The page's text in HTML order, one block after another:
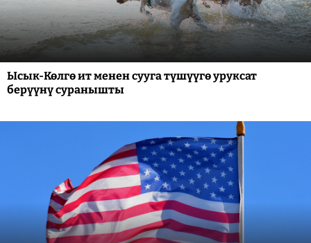
Ысык-Көлгө ит менен сууга түшүүгө уруксат
берүүнү суранышты